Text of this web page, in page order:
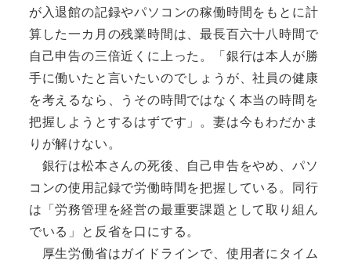
が入退館の記録やパソコンの稼働時間をもとに計
算した一カ月の残業時間は、最長百六十八時間で
自己申告の三倍近くに上った。「銀行は本人が勝
手に働いたと言いたいのでしょうが、社員の健康
を考えるなら、うその時間ではなく本当の時間を
把握しようとするはずです」。妻は今もわだかま
りが解けない。
銀行は松本さんの死後、自己申告をやめ、パソ
コンの使用記録で労働時間を把握している。同行
は「労務管理を経営の最重要課題として取り組ん
でいる」と反省を口にする。
厚生労働省はガイドラインで、使用者にタイム